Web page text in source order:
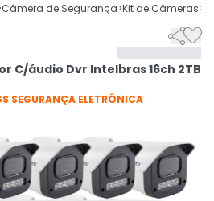
conta
SE
Câmera de Segurança>Kit de Câmeras>

C/áudio Dvr Intelbras 16ch 2TB
SEGURANÇA ELETRÔNICA